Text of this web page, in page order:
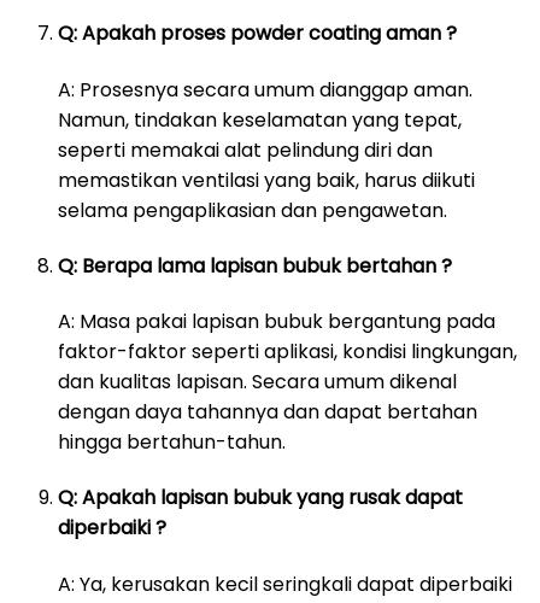
Q: Apakah proses powder coating aman ?
A: Prosesnya secara umum dianggap aman.
Namun, tindakan keselamatan yang tepat,
seperti memakai alat pelindung diri dan
memastikan ventilasi yang baik, harus diikuti
selama pengaplikasian dan pengawetan.
Q: Berapa lama lapisan bubuk bertahan ?
A: Masa pakai lapisan bubuk bergantung pada
faktor-faktor seperti aplikasi, kondisi lingkungan,
dan kualitas lapisan. Secara umum dikenal
dengan daya tahannya dan dapat bertahan
hingga bertahun-tahun.
Q: Apakah lapisan bubuk yang rusak dapat
diperbaiki ?
A: Ya, kerusakan kecil seringkali dapat diperbaiki